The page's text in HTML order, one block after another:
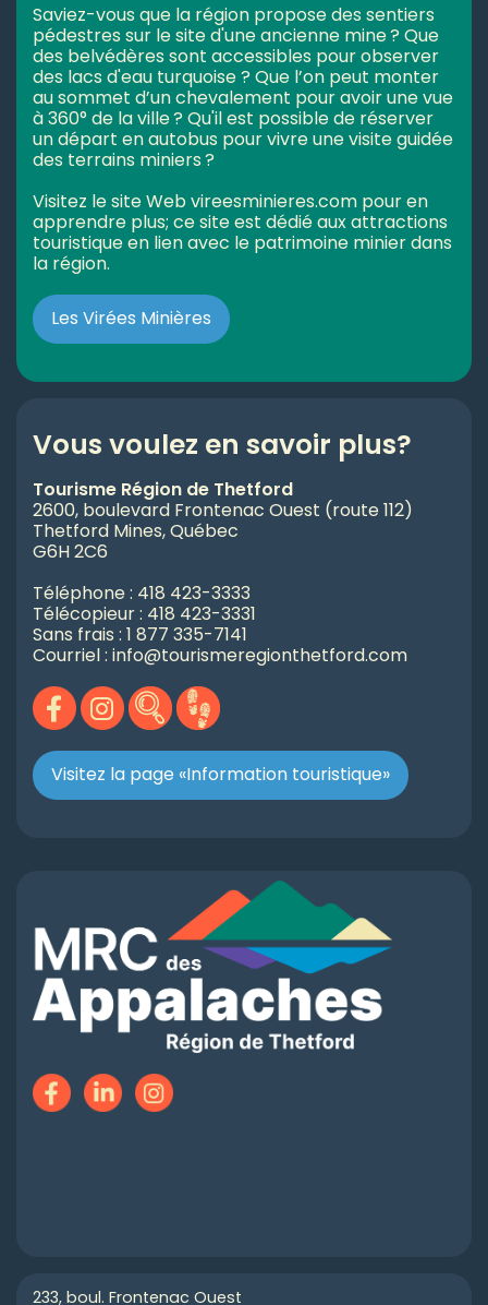
Saviez-vous que la région propose des sentiers
pédestres sur le site d'une ancienne mine ? Que
des belvédères sont accessibles pour observer
des lacs d'eau turquoise ? Que l’on peut monter
au sommet d’un chevalement pour avoir une vue
à 360° de la ville ? Qu'il est possible de réserver
un départ en autobus pour vivre une visite guidée
des terrains miniers ?
Visitez le site Web vireesminieres.com pour en
apprendre plus; ce site est dédié aux attractions
touristique en lien avec le patrimoine minier dans
la région.
Les Virées Minières
Vous voulez en savoir plus?
Tourisme Région de Thetford
2600, boulevard Frontenac Ouest (route 112)
Thetford Mines, Québec
G6H 2C6
Téléphone : 418 423-3333
Télécopieur : 418 423-3331
Sans frais : 1 877 335-7141
Courriel : info@tourismeregionthetford.com
Visitez la page «Information touristique»
233, boul. Frontenac Ouest